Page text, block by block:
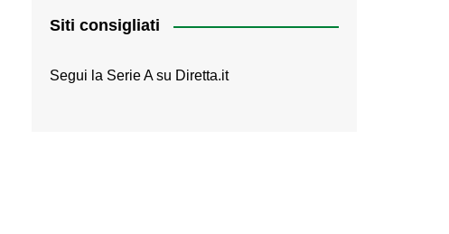
Siti consigliati
Segui la Serie A su Diretta.it